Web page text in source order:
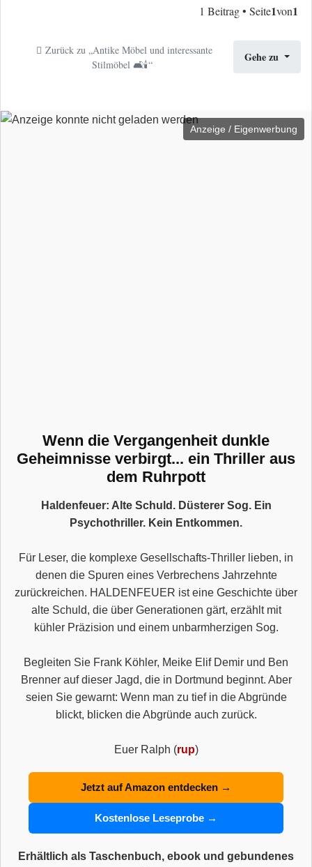
1 Beitrag • Seite1von1
Zurück zu „Antike Möbel und interessante
Stilmöbel 🛋️🕯️“
Gehe zu
Anzeige / Eigenwerbung
Wenn die Vergangenheit dunkle
Geheimnisse verbirgt... ein Thriller aus
dem Ruhrpott
Haldenfeuer: Alte Schuld. Düsterer Sog. Ein
Psychothriller. Kein Entkommen.
Für Leser, die komplexe Gesellschafts-Thriller lieben, in
denen die Spuren eines Verbrechens Jahrzehnte
zurückreichen. HALDENFEUER ist eine Geschichte über
alte Schuld, die über Generationen gärt, erzählt mit
kühler Präzision und einem unbarmherzigen Sog.
Begleiten Sie Frank Köhler, Meike Elif Demir und Ben
Brenner auf dieser Jagd, die in Dortmund beginnt. Aber
seien Sie gewarnt: Wenn man zu tief in die Abgründe
blickt, blicken die Abgründe auch zurück.
Euer Ralph (rup)
Jetzt auf Amazon entdecken →
Kostenlose Leseprobe →
Erhältlich als Taschenbuch, ebook und gebundenes